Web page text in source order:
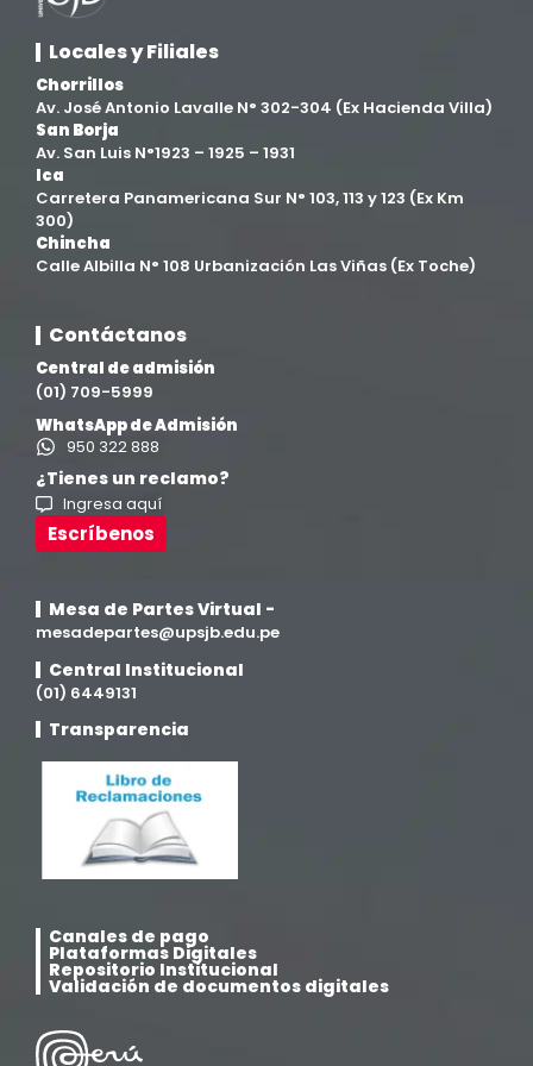
Facultad de Derecho y Ciencias Empresariales
Facultad de Ingenierías
Filial Chincha
Filial Ica (76)
Ingeniería agroindustrial (12)
Ingeniería Civil
Ingeniería de Sistemas
Ingeniería en Enología y Viticultura
Investigación y Responsabilidad Social
Noticias
Posgrado
Psicología
Responsabilidad Social
Locales y Filiales
Chorrillos
Av. José Antonio Lavalle N° 302-304 (Ex Hacienda Villa)
San Borja
Av. San Luis N°1923 – 1925 – 1931
Ica
Carretera Panamericana Sur N° 103, 113 y 123 (Ex Km
300)
Chincha
Calle Albilla N° 108 Urbanización Las Viñas (Ex Toche)
Contáctanos
Central de admisión
(01) 709-5999
WhatsApp de Admisión
950 322 888
¿Tienes un reclamo?
Ingresa aquí
Escríbenos
Mesa de Partes Virtual -
mesadepartes@upsjb.edu.pe
Central Institucional
(01) 6449131
Transparencia
Canales de pago
Plataformas Digitales
Repositorio Institucional
Validación de documentos digitales